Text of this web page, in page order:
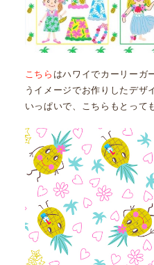
こちら はハワイでカーリーガ
うイメージでお作りしたデザ
いっぱいで、こちらもとって